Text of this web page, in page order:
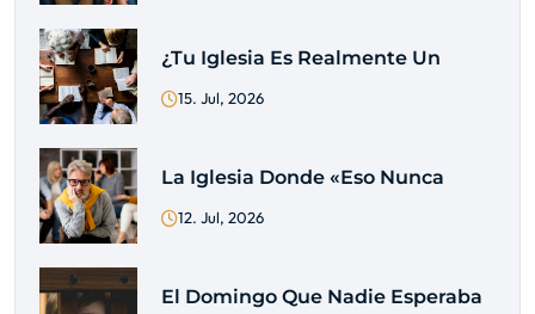
¿Tu Iglesia Es Realmente Un
15. Jul, 2026
La Iglesia Donde «eso Nunca
12. Jul, 2026
El Domingo Que Nadie Esperaba